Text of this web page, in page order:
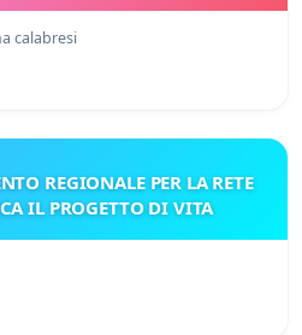
calabresi
REGIONALE PER LA RETE
IL PROGETTO DI VITA